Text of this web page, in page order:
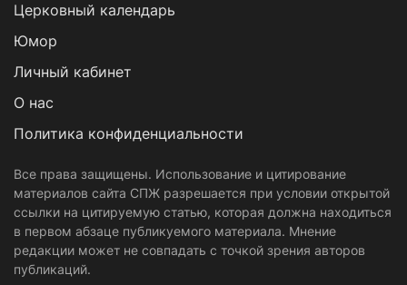
Церковный календарь
Юмор
Личный кабинет
О нас
Политика конфиденциальности
Все права защищены. Использование и цитирование
материалов сайта СПЖ разрешается при условии открытой
ссылки на цитируемую статью, которая должна находиться
в первом абзаце публикуемого материала. Мнение
редакции может не совпадать с точкой зрения авторов
публикаций.